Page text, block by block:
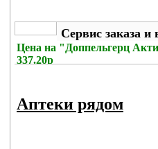
Сервис заказа и
Цена на "Доппельгерц
337.20р
Аптеки рядом